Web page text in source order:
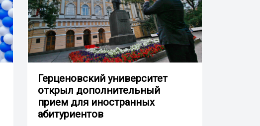
Герценовский университет
открыл дополнительный
прием для иностранных
абитуриентов